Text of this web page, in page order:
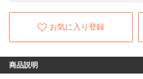
お気に入り登録
商品説明